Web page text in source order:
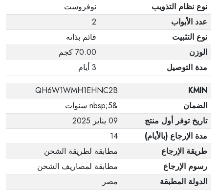
نوع نظام التذويب
نوفروست
عدد الأبواب
2
نوع التثبيت
قائم بذاته
الوزن
70.00 كجم
مدة التوصيل
3 أيام
KMIN
QH6W1WMH1EHNC2B
الضمان
&nbsp;5 سنوات
تاريخ توفر أول منتج
09 يناير 2025
مدة الإرجاع (بالأيام)
14
طريقة الإرجاع
مطابقة لطريقة الشحن
رسوم الإرجاع
مطابقة لمصاريف الشحن
الدولة المطبقة
مصر